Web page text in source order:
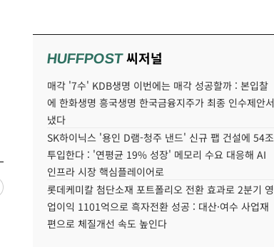
HUFFPOST씨저널
매각 '7수' KDB생명 이번에는 매각 성공할까 : 본입찰
에 한화생명 흥국생명 한국금융지주가 최종 인수제안서
냈다
SK하이닉스 '용인 D램-청주 낸드' 신규 팹 건설에 54조
투입한다 : '연평균 19% 성장' 메모리 수요 대응해 AI
인프라 시장 핵심플레이어로
롯데케미칼 첨단소재 포트폴리오 전환 효과로 2분기 영
업이익 1101억으로 흑자전환 성공 : 대산·여수 사업재
편으로 체질개선 속도 높인다